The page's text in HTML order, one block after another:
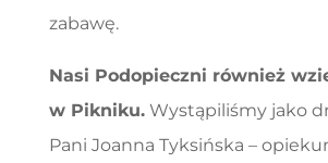
zabawę.
Nasi Podopieczni również
w Pikniku.Wystąpiliśmy jako
Pani Joanna Tyksińska –